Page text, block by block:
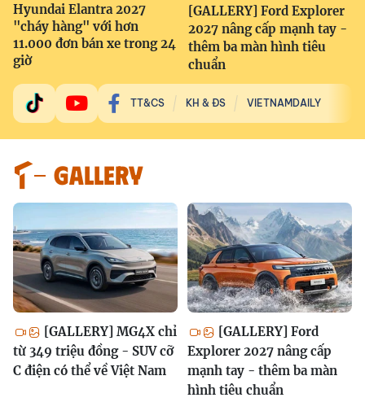
Hyundai Elantra 2027
"cháy hàng" với hơn
11.000 đơn bán xe trong 24
giờ
[GALLERY] Ford Explorer
2027 nâng cấp mạnh tay -
thêm ba màn hình tiêu
chuẩn
TT&CS KH & ĐS VIETNAMDAILY
GALLERY
[GALLERY] MG4X chỉ
từ 349 triệu đồng - SUV cỡ
C điện có thể về Việt Nam
[GALLERY] Ford
Explorer 2027 nâng cấp
mạnh tay - thêm ba màn
hình tiêu chuẩn